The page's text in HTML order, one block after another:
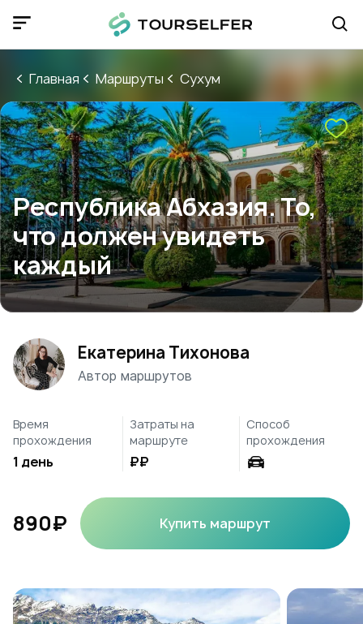
Главная Маршруты Сухум
Республика Абхазия. То,
что должен увидеть
каждый
Екатерина Тихонова
Автор маршрутов
Время
прохождения
1 день
Затраты на
маршруте
₽₽
Способ
прохождения
890₽ Купить маршрут